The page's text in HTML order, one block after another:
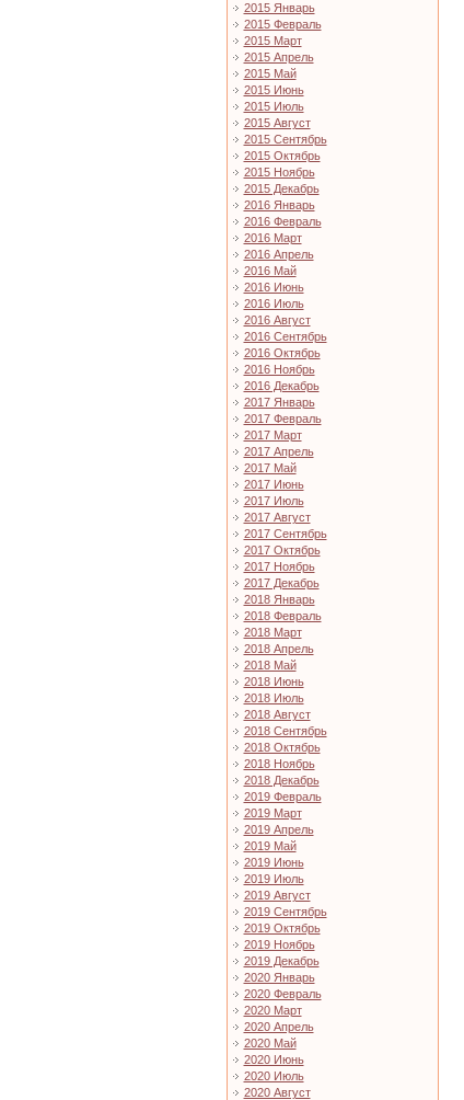
2015 Январь
2015 Февраль
2015 Март
2015 Апрель
2015 Май
2015 Июнь
2015 Июль
2015 Август
2015 Сентябрь
2015 Октябрь
2015 Ноябрь
2015 Декабрь
2016 Январь
2016 Февраль
2016 Март
2016 Апрель
2016 Май
2016 Июнь
2016 Июль
2016 Август
2016 Сентябрь
2016 Октябрь
2016 Ноябрь
2016 Декабрь
2017 Январь
2017 Февраль
2017 Март
2017 Апрель
2017 Май
2017 Июнь
2017 Июль
2017 Август
2017 Сентябрь
2017 Октябрь
2017 Ноябрь
2017 Декабрь
2018 Январь
2018 Февраль
2018 Март
2018 Апрель
2018 Май
2018 Июнь
2018 Июль
2018 Август
2018 Сентябрь
2018 Октябрь
2018 Ноябрь
2018 Декабрь
2019 Февраль
2019 Март
2019 Апрель
2019 Май
2019 Июнь
2019 Июль
2019 Август
2019 Сентябрь
2019 Октябрь
2019 Ноябрь
2019 Декабрь
2020 Январь
2020 Февраль
2020 Март
2020 Апрель
2020 Май
2020 Июнь
2020 Июль
2020 Август